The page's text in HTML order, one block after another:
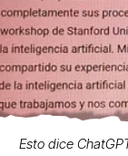
Esto dice